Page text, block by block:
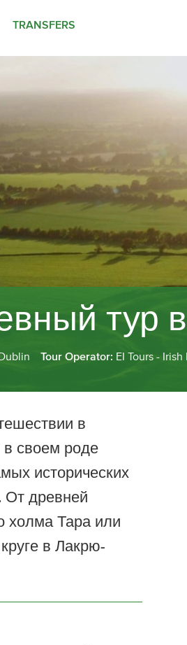
TRANSFERS
тур
Tour Operator: EI Tours - Irish
в
своем роде
исторических
От древней
холма Тара или
в Лакрю-